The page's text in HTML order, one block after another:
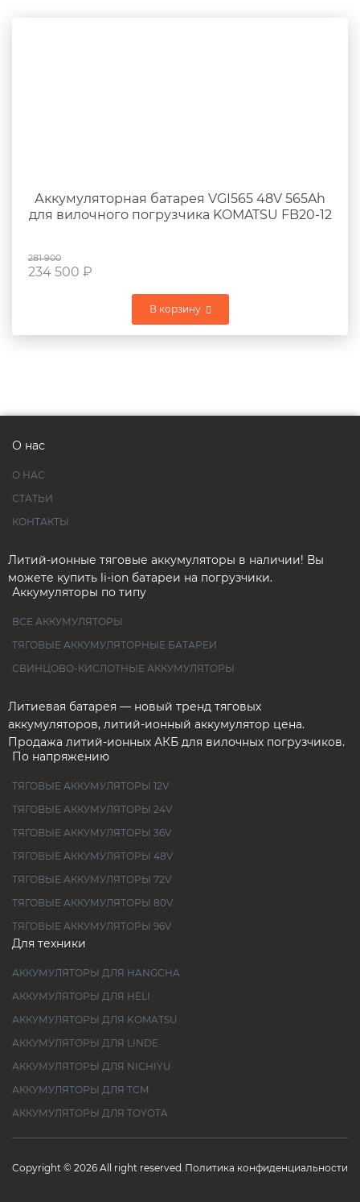
Аккумуляторная батарея VGI565 48V 565Ah
для вилочного погрузчика KOMATSU FB20-12
281 900
234 500 ₽
В корзину
О нас
О НАС
СТАТЬИ
КОНТАКТЫ
Литий-ионные тяговые аккумуляторы в наличии! Вы
можете купить li-ion батареи на погрузчики.
Аккумуляторы по типу
ВСЕ АККУМУЛЯТОРЫ
ТЯГОВЫЕ АККУМУЛЯТОРНЫЕ БАТАРЕИ
СВИНЦОВО-КИСЛОТНЫЕ АККУМУЛЯТОРЫ
Литиевая батарея — новый тренд тяговых
аккумуляторов, литий-ионный аккумулятор цена.
Продажа литий-ионных АКБ для вилочных погрузчиков.
По напряжению
ТЯГОВЫЕ АККУМУЛЯТОРЫ 12V
ТЯГОВЫЕ АККУМУЛЯТОРЫ 24V
ТЯГОВЫЕ АККУМУЛЯТОРЫ 36V
ТЯГОВЫЕ АККУМУЛЯТОРЫ 48V
ТЯГОВЫЕ АККУМУЛЯТОРЫ 72V
ТЯГОВЫЕ АККУМУЛЯТОРЫ 80V
ТЯГОВЫЕ АККУМУЛЯТОРЫ 96V
Для техники
АККУМУЛЯТОРЫ ДЛЯ HANGCHA
АККУМУЛЯТОРЫ ДЛЯ HELI
АККУМУЛЯТОРЫ ДЛЯ KOMATSU
АККУМУЛЯТОРЫ ДЛЯ LINDE
АККУМУЛЯТОРЫ ДЛЯ NICHIYU
АККУМУЛЯТОРЫ ДЛЯ TCM
АККУМУЛЯТОРЫ ДЛЯ TOYOTA
Copyright © 2026 All right reserved. Политика конфиденциальности